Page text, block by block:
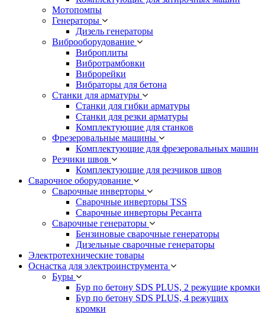
Мотопомпы
Генераторы
Дизель генераторы
Виброоборудование
Виброплиты
Вибротрамбовки
Виброрейки
Вибраторы для бетона
Станки для арматуры
Станки для гибки арматуры
Станки для резки арматуры
Комплектующие для станков
Фрезеровальные машины
Комплектующие для фрезеровальных машин
Резчики швов
Комплектующие для резчиков швов
Сварочное оборудование
Сварочные инверторы
Сварочные инверторы TSS
Сварочные инверторы Ресанта
Сварочные генераторы
Бензиновые сварочные генераторы
Дизельные сварочные генераторы
Электротехнические товары
Оснастка для электроинструмента
Буры
Бур по бетону SDS PLUS, 2 режущие кромки
Бур по бетону SDS PLUS, 4 режущих
кромки